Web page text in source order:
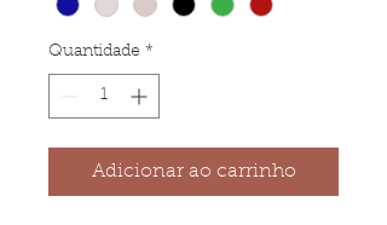
Quantidade *
Adicionar ao carrinho